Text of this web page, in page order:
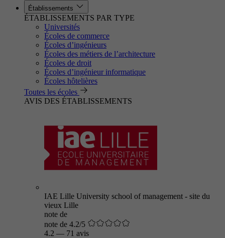
Établissements
ÉTABLISSEMENTS PAR TYPE
Universités
Écoles de commerce
Écoles d’ingénieurs
Écoles des métiers de l’architecture
Écoles de droit
Écoles d’ingénieur informatique
Écoles hôtelières
Toutes les écoles
AVIS DES ÉTABLISSEMENTS
IAE Lille University school of management - site du
vieux Lille
note de
note de 4.2/5
4.2 — 71 avis